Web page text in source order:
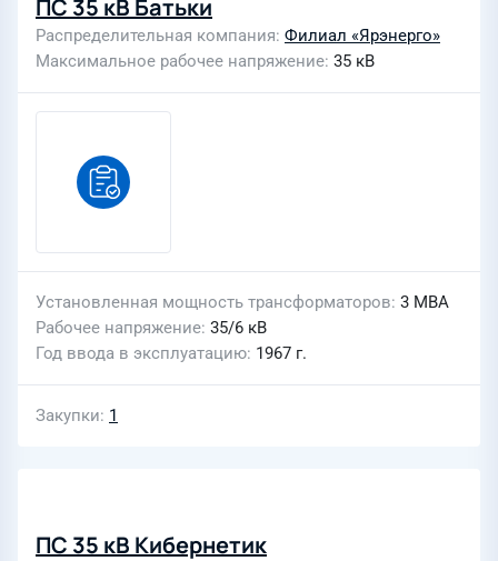
ПС 35 кВ Батьки
Распределительная компания Филиал «Ярэнерго»
Максимальное рабочее напряжение 35 кВ
Установленная мощность трансформаторов 3 МВА
Рабочее напряжение 35/6 кВ
Год ввода в эксплуатацию 1967 г.
Закупки 1
ПС 35 кВ Кибернетик